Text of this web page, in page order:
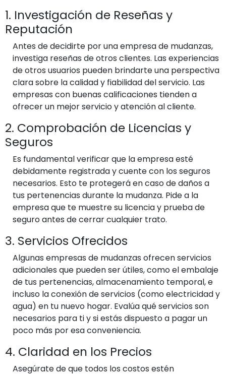
1. Investigación de Reseñas y
Reputación
Antes de decidirte por una empresa de mudanzas,
investiga reseñas de otros clientes. Las experiencias
de otros usuarios pueden brindarte una perspectiva
clara sobre la calidad y fiabilidad del servicio. Las
empresas con buenas calificaciones tienden a
ofrecer un mejor servicio y atención al cliente.
2. Comprobación de Licencias y
Seguros
Es fundamental verificar que la empresa esté
debidamente registrada y cuente con los seguros
necesarios. Esto te protegerá en caso de daños a
tus pertenencias durante la mudanza. Pide a la
empresa que te muestre su licencia y prueba de
seguro antes de cerrar cualquier trato.
3. Servicios Ofrecidos
Algunas empresas de mudanzas ofrecen servicios
adicionales que pueden ser útiles, como el embalaje
de tus pertenencias, almacenamiento temporal, e
incluso la conexión de servicios (como electricidad y
agua) en tu nuevo hogar. Evalúa qué servicios son
necesarios para ti y si estás dispuesto a pagar un
poco más por esa conveniencia.
4. Claridad en los Precios
Asegúrate de que todos los costos estén